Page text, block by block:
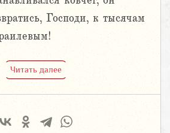
Господи, к тысячам
Читать далее